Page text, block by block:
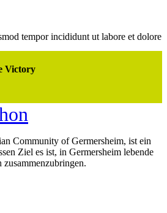
tempor incididunt ut labore et dolore
Victory
Community of Germersheim, ist ein
Ziel es ist, in Germersheim lebende